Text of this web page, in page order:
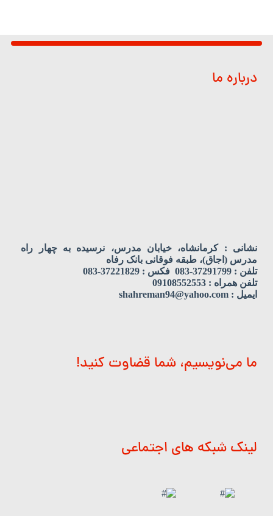
درباره ما
نشانی : کرمانشاه، خیابان مدرس، نرسیده به چهار راه
مدرس (اجاق)، طبقه فوقانی بانک رفاه
تلفن : 37291799-083 فکس : 37221829-083
تلفن همراه : 09108552553
ایمیل : shahreman94@yahoo.com
ما می‌نویسیم، شما قضاوت کنید!
لینک شبکه های اجتماعی